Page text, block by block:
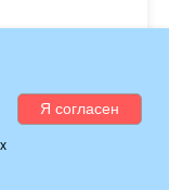
Я согласен